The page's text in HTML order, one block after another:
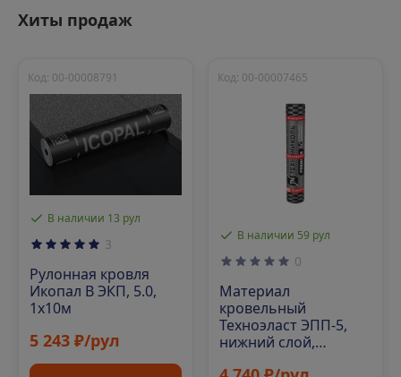
Хиты продаж
В наличии 13 рул
Код: 00-00008791
3
Рулонная кровля
Икопал В ЭКП, 5.0,
1х10м
5 243 ₽/рул
В наличии 59 рул
Код: 00-00007465
0
Материал
кровельный
Техноэласт ЭПП-5,
нижний слой,